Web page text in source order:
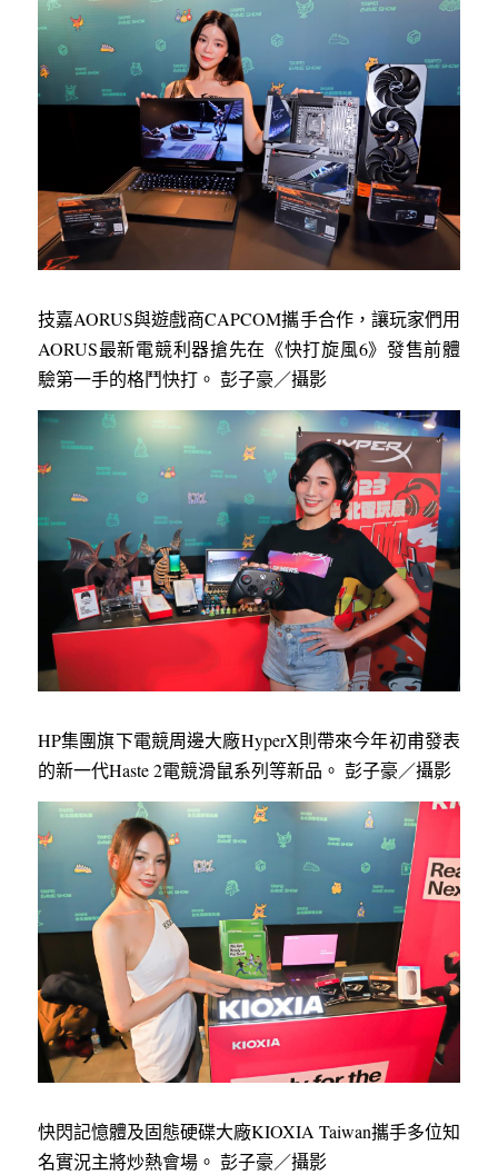
技嘉AORUS與遊戲商CAPCOM攜手合作，讓玩家們用
AORUS最新電競利器搶先在《快打旋風6》發售前體
驗第一手的格鬥快打。 彭子豪／攝影
HP集團旗下電競周邊大廠HyperX則帶來今年初甫發表
的新一代Haste 2電競滑鼠系列等新品。 彭子豪／攝影
快閃記憶體及固態硬碟大廠KIOXIA Taiwan攜手多位知
名實況主將炒熱會場。 彭子豪／攝影